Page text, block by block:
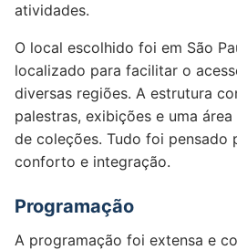
atividades.
O local escolhido foi em São
localizado para facilitar o
diversas regiões. A estrutura
palestras, exibições e uma
de coleções. Tudo foi pensado
conforto e integração.
Programação
A programação foi extensa e